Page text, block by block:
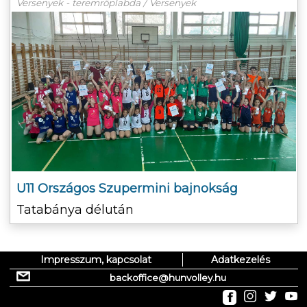
Versenyek - teremröplabda / Versenyek
U11 Országos Szupermini bajnokság
Tatabánya délután
Impresszum, kapcsolat Adatkezelés
backoffice@hunvolley.hu